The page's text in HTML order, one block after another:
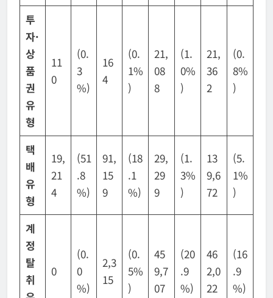
투
자·
상
품
권
유
형
11
0
(0.
3
%)
16
4
(0.
1%
)
21,
08
8
(1.
0%
)
21,
36
2
(0.
8%
)
택
배
유
형
19,
21
4
(51
.8
%)
91,
15
9
(18
.1
%)
29,
29
9
(1.
3%
)
13
9,6
72
(5.
1%
)
계
정
탈
취
0
(0.
0
%)
2,3
15
(0.
5%
)
45
9,7
07
(20
.9
%)
46
2,0
22
(16
.9
%)